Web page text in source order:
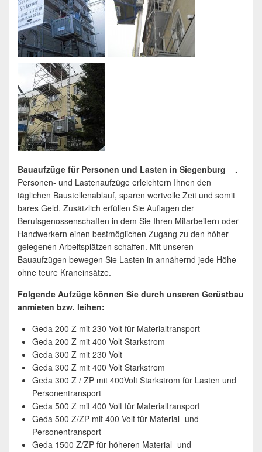
Bauaufzüge für Personen und Lasten in Siegenburg .
Personen- und Lastenaufzüge erleichtern Ihnen den
täglichen Baustellenablauf, sparen wertvolle Zeit und somit
bares Geld. Zusätzlich erfüllen Sie Auflagen der
Berufsgenossenschaften in dem Sie Ihren Mitarbeitern oder
Handwerkern einen bestmöglichen Zugang zu den höher
gelegenen Arbeitsplätzen schaffen. Mit unseren
Bauaufzügen bewegen Sie Lasten in annähernd jede Höhe
ohne teure Kraneinsätze.
Folgende Aufzüge können Sie durch unseren Gerüstbau
anmieten bzw. leihen:
Geda 200 Z mit 230 Volt für Materialtransport
Geda 200 Z mit 400 Volt Starkstrom
Geda 300 Z mit 230 Volt
Geda 300 Z mit 400 Volt Starkstrom
Geda 300 Z / ZP mit 400Volt Starkstrom für Lasten und
Personentransport
Geda 500 Z mit 400 Volt für Materialtransport
Geda 500 Z/ZP mit 400 Volt für Material- und
Personentransport
Geda 1500 Z/ZP für höheren Material- und